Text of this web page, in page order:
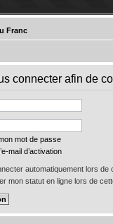
Franc
connecter afin de
mot de passe
mail d’activation
automatiquement lors de
mon statut en ligne lors de